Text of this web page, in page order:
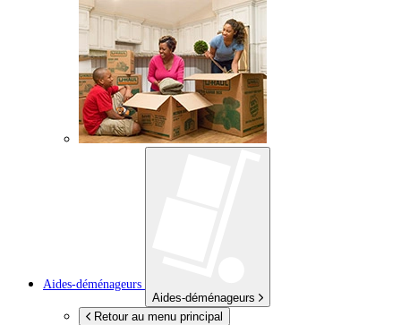
Aides-déménageurs
Aides-déménageurs
Retour au menu principal